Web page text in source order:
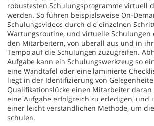
robustesten Schulungsprogramme virtuell
werden. So führen beispielsweise On-
Schulungsvideos durch die einzelnen
Wartungsroutine, und virtuelle Schulungen
den Mitarbeitern, von überall aus und in
Tempo auf die Schulungen zuzugreifen.
Aufgabe kann ein Schulungswerkzeug so
eine Wandtafel oder eine laminierte
liegt in der Identifizierung von
Qualifikationslücke einen Mitarbeiter
eine Aufgabe erfolgreich zu erledigen, und
einer leicht verständlichen Methode, um
schulen.